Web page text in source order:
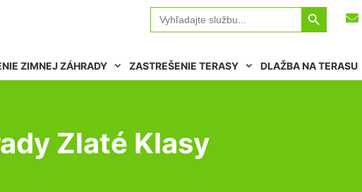
Search
for:
Search Button
ZIMNEJ ZÁHRADY ZASTREŠENIE TERASY DLAŽBA NA TERASU
Zlaté Klasy